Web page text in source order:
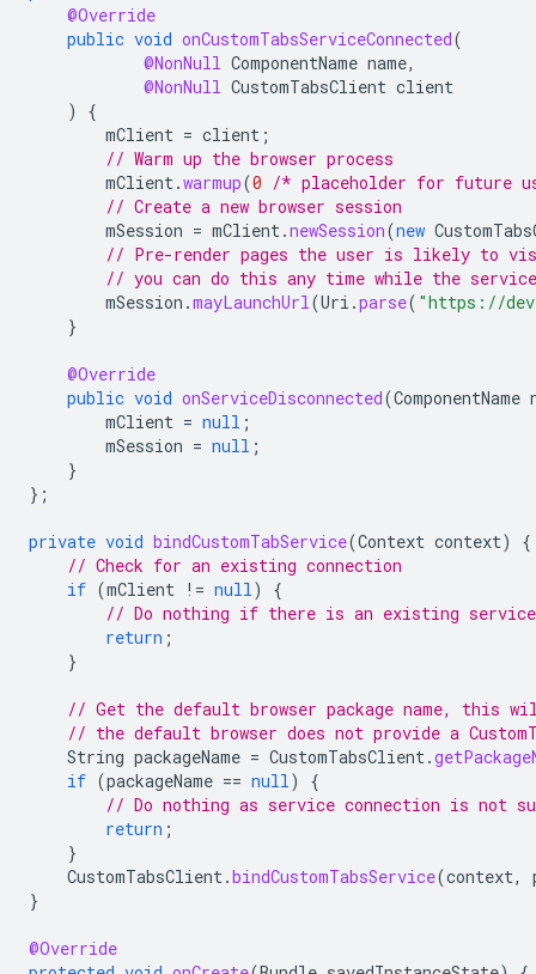
@Override
public void onCustomTabsServiceConnected(
@NonNull ComponentName name,
@NonNull CustomTabsClient client
)
{
mClient = client ;
// Warm up the browser process
mClient.warmup(0 /* placeholder for future
// Create a new browser session
mSession = mClient.newSession(new
// Pre-render pages the user is likely to
// you can do this any time while the
mSession .mayLaunchUrl(Uri .parse( "https://
}
@Override
public void onServiceDisconnected(ComponentName
mClient = null ;
mSession = null ;
}
};
private void bindCustomTabService(Context context)
{
// Check for an existing connection
if (mClient != null)
{
// Do nothing if there is an existing service
return ;
}
// Get the default browser package name, this
// the default browser does not provide a
String packageName = CustomTabsClient.
if (packageName == null)
{
// Do nothing as service connection is not
return ;
}
CustomTabsClient.bindCustomTabsService(context,
}
@Override